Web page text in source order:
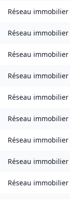
Réseau immobilier
Réseau immobilier
Réseau immobilier
Réseau immobilier
Réseau immobilier
Réseau immobilier
Réseau immobilier
Réseau immobilier
Réseau immobilier